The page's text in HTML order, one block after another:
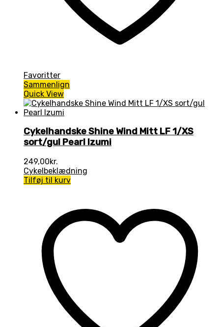
Favoritter
Sammenlign
Quick View
Cykelhandske Shine Wind Mitt LF 1/XS
sort/gul Pearl Izumi
249,00kr.
Cykelbeklædning
Tilføj til kurv